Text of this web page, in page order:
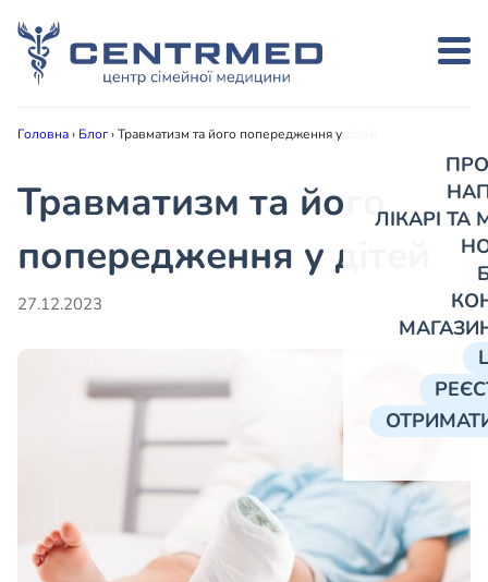
ЛІКАРІ
Головна› Блог›Травматизм та його попередження у дітей
Травматизм та його
попередження у дітей
27.12.2023